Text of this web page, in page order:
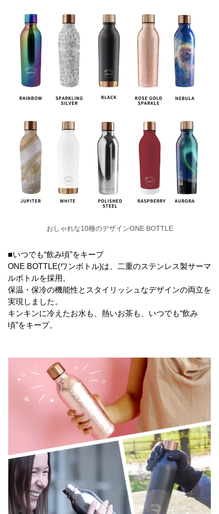
おしゃれな10種のデザインONE BOTTLE
■いつでも“飲み頃”をキープ
ONE BOTTLE(ワンボトル)は、二重のステンレス製サーマ
ルボトルを採用。
保温・保冷の機能性とスタイリッシュなデザインの両立を
実現しました。
キンキンに冷えたお水も、熱いお茶も、いつでも“飲み
頃”をキープ。